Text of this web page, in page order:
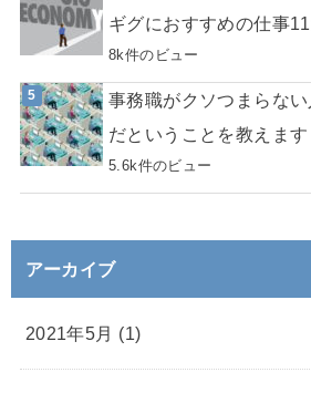
ギグにおすすめの仕事
8k件のビュー
事務職がクソつまらな
だということを教えます
5.6k件のビュー
アーカイブ
2021年5月 (1)